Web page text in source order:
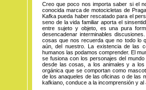
Creo que poco nos importa saber si el
conocida marca de motocicletas de
Kafka pueda haber rescatado para el
seno de la vida familiar aporta el
entre sujeto y objeto, es una pura
desencadenar interminables
cosas que nos recuerda que no todo lo
aún, del nuestro. La existencia de las
humanos las podamos comprender. El
se fusiona con los personajes del
desde las cosas, a los animales y a
orgánica que se comportan como
de los anaqueles de las oficinas o de las
kafkiano, conduce a la incomprensión y al